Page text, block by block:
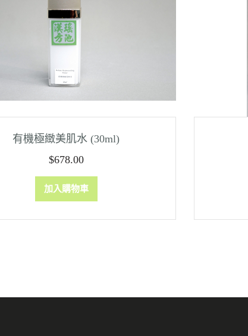
有機極緻美肌水 (30ml)
$678.00
加入購物車